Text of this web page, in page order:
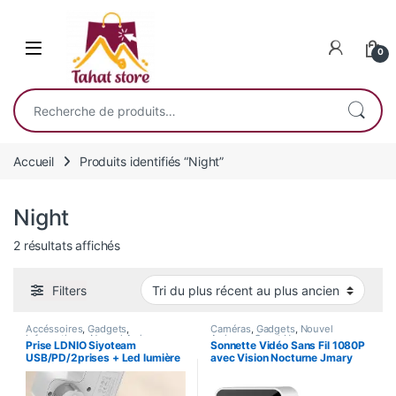
0
Recherche pour :
Accueil Produits identifiés “Night”
Night
2 résultats affichésTrié du plus récent au plus ancien
Filters
Accéssoires,Gadgets,
Informatique ,Nouvel Arrivage
Smart Home
Prise LDNIO Siyoteam
USB/PD/2prises + Led lumière
de nuit / Fast charge- SE2337
Caméras, Gadgets, Nouvel
Arrivage Smart Home
Sonnette Vidéo Sans Fil 1080P
avec Vision Nocturne Jmary